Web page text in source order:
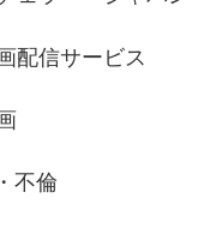
配信サービス
不倫